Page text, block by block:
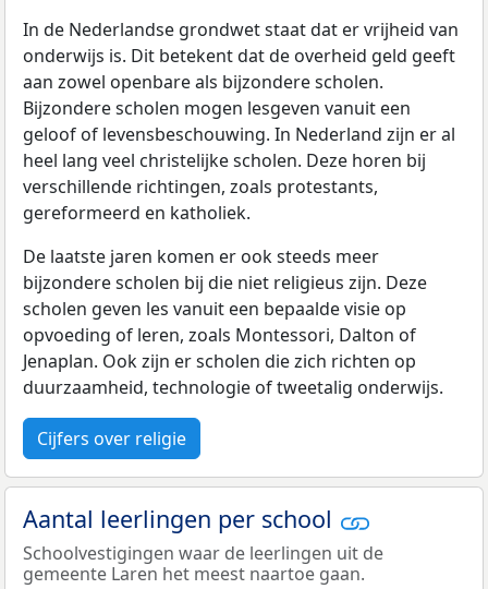
In de Nederlandse grondwet staat dat er vrijheid van
onderwijs is. Dit betekent dat de overheid geld geeft
aan zowel openbare als bijzondere scholen.
Bijzondere scholen mogen lesgeven vanuit een
geloof of levensbeschouwing. In Nederland zijn er al
heel lang veel christelijke scholen. Deze horen bij
verschillende richtingen, zoals protestants,
gereformeerd en katholiek.
De laatste jaren komen er ook steeds meer
bijzondere scholen bij die niet religieus zijn. Deze
scholen geven les vanuit een bepaalde visie op
opvoeding of leren, zoals Montessori, Dalton of
Jenaplan. Ook zijn er scholen die zich richten op
duurzaamheid, technologie of tweetalig onderwijs.
Cijfers over religie
Aantal leerlingen per school
Schoolvestigingen waar de leerlingen uit de
gemeente Laren het meest naartoe gaan.